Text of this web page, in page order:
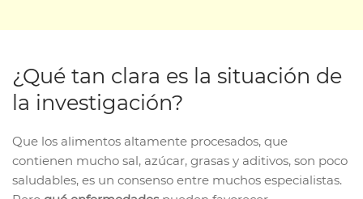
¿Qué tan clara es la situación de
la investigación?
Que los alimentos altamente procesados, que
contienen mucho sal, azúcar, grasas y aditivos, son poco
saludables, es un consenso entre muchos especialistas.